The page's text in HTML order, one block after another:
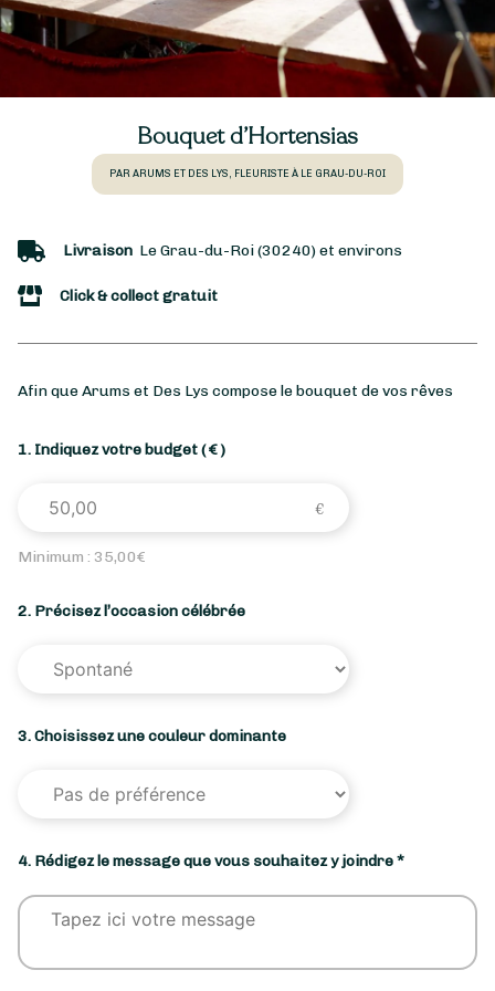
Bouquet d’Hortensias
PAR ARUMS ET DES LYS, FLEURISTE À LE GRAU-DU-ROI
Livraison Le Grau-du-Roi (30240) et environs
Click & collect gratuit
Afin que Arums et Des Lys compose le bouquet de vos rêves
1. Indiquez votre budget( € )
Minimum : 35,00€
2. Précisez l’occasion célébrée
3. Choisissez une couleur dominante
4. Rédigez le message que vous souhaitez y joindre *